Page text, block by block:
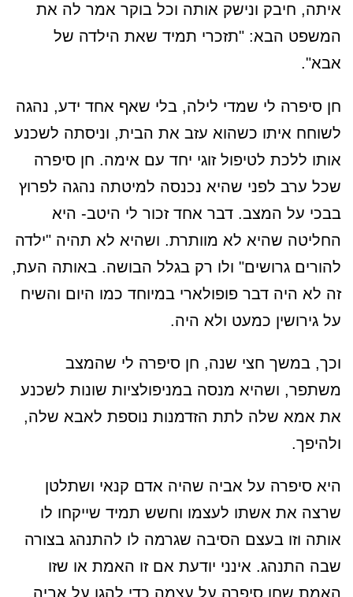
איתה, חיבק ונישק אותה וכל בוקר אמר לה את
המשפט הבא: "תזכרי תמיד שאת הילדה של
אבא".
חן סיפרה לי שמדי לילה, בלי שאף אחד ידע, נהגה
לשוחח איתו כשהוא עזב את הבית, וניסתה לשכנע
אותו ללכת לטיפול זוגי יחד עם אימה. חן סיפרה
שכל ערב לפני שהיא נכנסה למיטתה נהגה לפרוץ
בבכי על המצב. דבר אחד זכור לי היטב- היא
החליטה שהיא לא מוותרת. ושהיא לא תהיה "ילדה
להורים גרושים" ולו רק בגלל הבושה. באותה העת,
זה לא היה דבר פופולארי במיוחד כמו היום והשיח
על גירושין כמעט ולא היה.
וכך, במשך חצי שנה, חן סיפרה לי שהמצב
משתפר, ושהיא מנסה במניפולציות שונות לשכנע
את אמא שלה לתת הזדמנות נוספת לאבא שלה,
ולהיפך.
היא סיפרה על אביה שהיה אדם קנאי ושתלטן
שרצה את אשתו לעצמו וחשש תמיד שייקחו לו
אותה וזו בעצם הסיבה שגרמה לו להתנהג בצורה
שבה התנהג. אינני יודעת אם זו האמת או שזו
האמת שחן סיפרה על עצמה כדי להגן על אביה.